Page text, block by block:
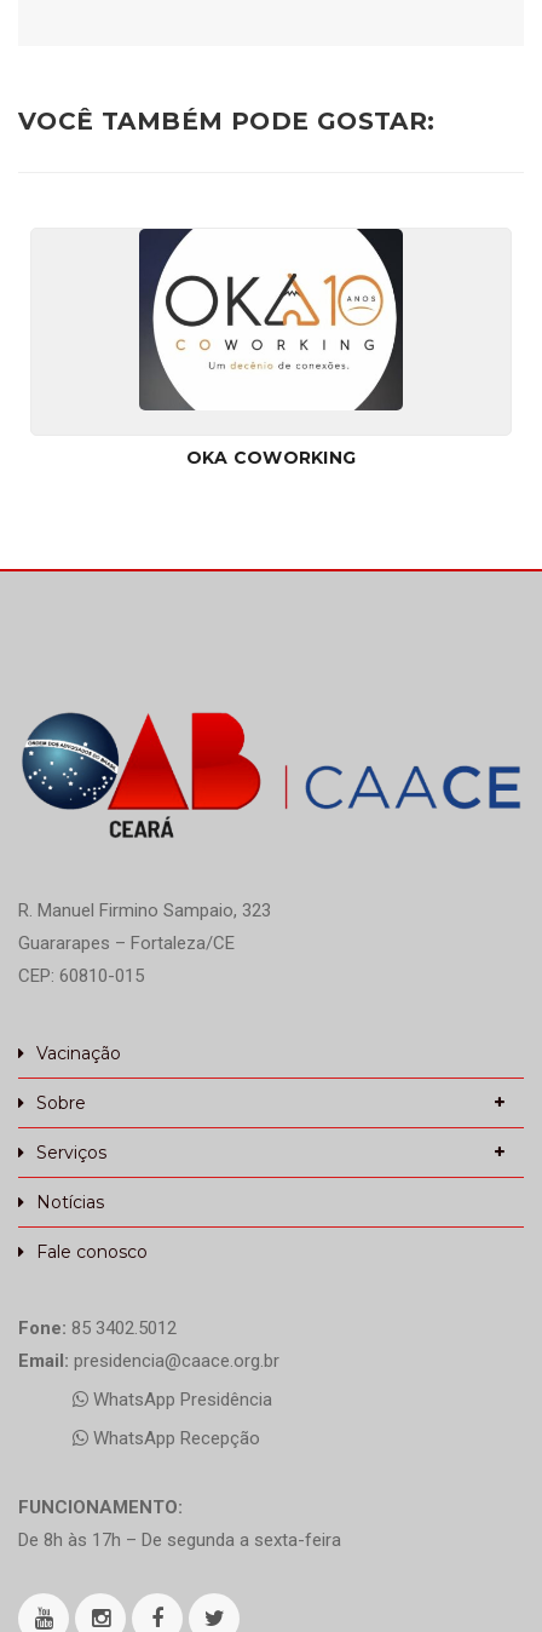
VOCÊ TAMBÉM PODE GOSTAR:
OKA COWORKING
R. Manuel Firmino Sampaio, 323
Guararapes – Fortaleza/CE
CEP: 60810-015
Vacinação
Sobre
Serviços
Notícias
Fale conosco
Fone: 85 3402.5012
Email: presidencia@caace.org.br
WhatsApp Presidência
WhatsApp Recepção
FUNCIONAMENTO:
De 8h às 17h – De segunda a sexta-feira